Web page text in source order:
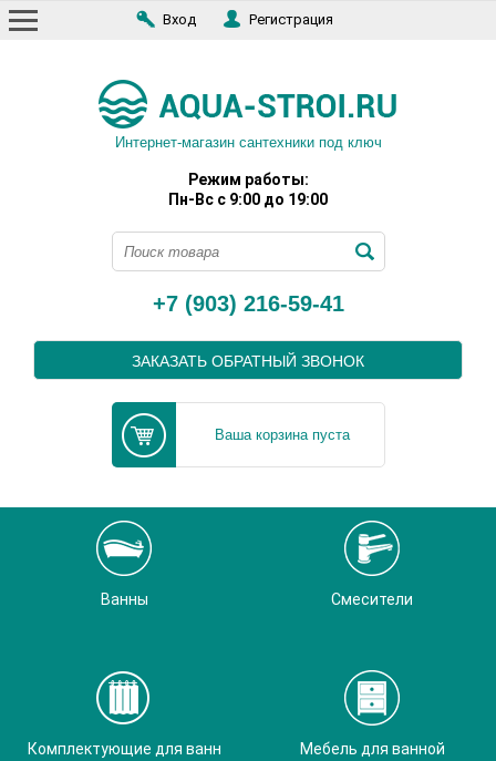
Вход Регистрация
Интернет-магазин сантехники под ключ
Режим работы:
Пн-Вс с 9:00 до 19:00
+7 (903) 216-59-41
ЗАКАЗАТЬ ОБРАТНЫЙ ЗВОНОК
Ваша корзина пуста
Ванны Смесители
Комплектующие для ванн Мебель для ванной